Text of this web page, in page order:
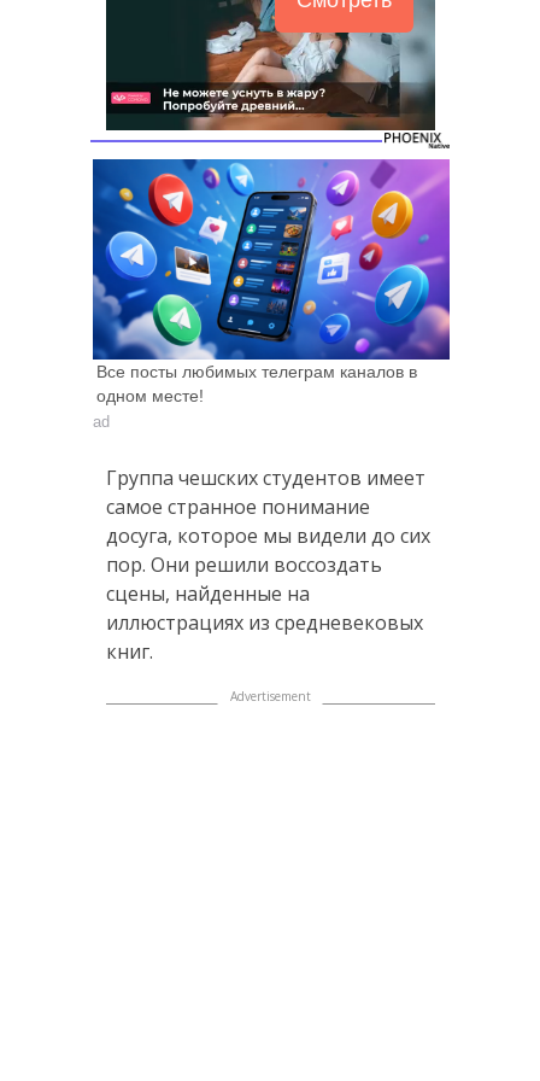
Все посты любимых телеграм каналов в
одном месте!
ad
Группа чешских студентов имеет
самое странное понимание
досуга, которое мы видели до сих
пор. Они решили воссоздать
сцены, найденные на
иллюстрациях из средневековых
книг.